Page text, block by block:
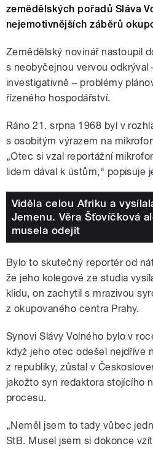
zemědělských pořadů Sláva
nejemotivnějších záběrů
Zemědělský novinář nastoupil
s neobyčejnou vervou odkrýval
investigativně – problémy
řízeného hospodářství.
Ráno 21. srpna 1968 byl v
s osobitým výrazem na
„Otec si vzal reportážní
lidem dával k ústům,“ popisuje
Viděla celou Afriku a
Jemenu. Věra Šťovíčková
musela odejít
Bylo to skutečný reportér od
že jeho kolegové ze studia
klidu, on zachytil s mrazivou
z okupovaného centra Prahy.
Synovi Slávy Volného bylo v
když jeho otec odešel nejdříve
z republiky, zůstal v
jakožto syn redaktora stojícího
procesu.
„Neměl jsem to tady vůbec
StB. Musel jsem si dokonce